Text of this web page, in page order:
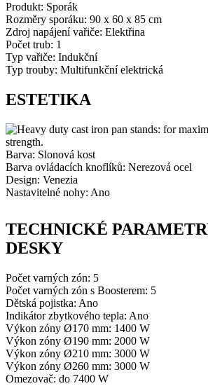
Produkt: Sporák
Rozměry sporáku: 90 x 60 x 85 cm
Zdroj napájení vařiče: Elektřina
Počet trub: 1
Typ vařiče: Indukční
Typ trouby: Multifunkční elektrická
ESTETIKA
Barva: Slonová kost
Barva ovládacích knoflíků: Nerezová ocel
Design: Venezia
Nastavitelné nohy: Ano
TECHNICKÉ
DESKY
Počet varných zón: 5
Počet varných zón s Boosterem: 5
Dětská pojistka: Ano
Indikátor zbytkového tepla: Ano
Výkon zóny Ø170 mm: 1400 W
Výkon zóny Ø190 mm: 2000 W
Výkon zóny Ø210 mm: 3000 W
Výkon zóny Ø260 mm: 3000 W
Omezovač: do 7400 W